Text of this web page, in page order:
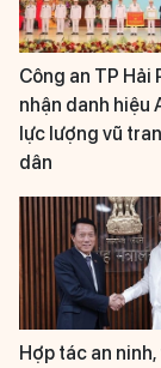
Công an TP Hải
nhận danh hiệu
lực lượng vũ
dân
Hợp tác an